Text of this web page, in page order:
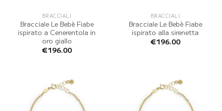
BRACCIALI
Bracciale Le Bebè Fiabe
ispirato a Cenerentola in
oro giallo
€196.00
BRACCIALI
Bracciale Le Bebè Fiabe
ispirato alla sirenetta
€196.00